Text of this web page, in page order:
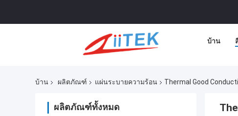
บ้าน
บ้าน ผลิตภัณฑ์ แผ่นระบายความร้อน Thermal Good
ผลิตภัณฑ์ทั้งหมด